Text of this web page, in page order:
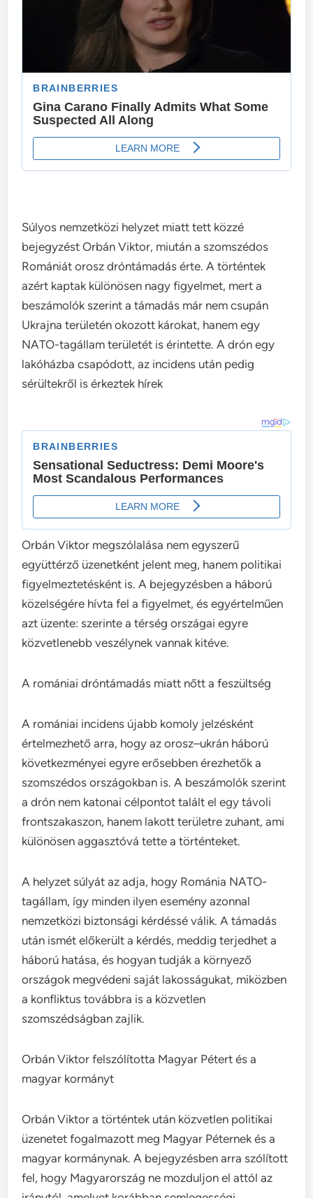
Súlyos nemzetközi helyzet miatt tett közzé
bejegyzést Orbán Viktor, miután a szomszédos
Romániát orosz dróntámadás érte. A történtek
azért kaptak különösen nagy figyelmet, mert a
beszámolók szerint a támadás már nem csupán
Ukrajna területén okozott károkat, hanem egy
NATO-tagállam területét is érintette. A drón egy
lakóházba csapódott, az incidens után pedig
sérültekről is érkeztek hírek
Orbán Viktor megszólalása nem egyszerű
együttérző üzenetként jelent meg, hanem politikai
figyelmeztetésként is. A bejegyzésben a háború
közelségére hívta fel a figyelmet, és egyértelműen
azt üzente: szerinte a térség országai egyre
közvetlenebb veszélynek vannak kitéve.
A romániai dróntámadás miatt nőtt a feszültség
A romániai incidens újabb komoly jelzésként
értelmezhető arra, hogy az orosz–ukrán háború
következményei egyre erősebben érezhetők a
szomszédos országokban is. A beszámolók szerint
a drón nem katonai célpontot talált el egy távoli
frontszakaszon, hanem lakott területre zuhant, ami
különösen aggasztóvá tette a történteket.
A helyzet súlyát az adja, hogy Románia NATO-
tagállam, így minden ilyen esemény azonnal
nemzetközi biztonsági kérdéssé válik. A támadás
után ismét előkerült a kérdés, meddig terjedhet a
háború hatása, és hogyan tudják a környező
országok megvédeni saját lakosságukat, miközben
a konfliktus továbbra is a közvetlen
szomszédságban zajlik.
Orbán Viktor felszólította Magyar Pétert és a
magyar kormányt
Orbán Viktor a történtek után közvetlen politikai
üzenetet fogalmazott meg Magyar Péternek és a
magyar kormánynak. A bejegyzésben arra szólított
fel, hogy Magyarország ne mozduljon el attól az